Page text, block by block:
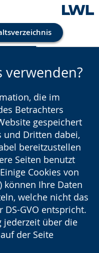
verwenden?
die im
Betrachters
gespeichert
und Dritten dabei,
bereitzustellen
Seiten benutzt
Cookies von
können Ihre Daten
welche nicht das
DS-GVO entspricht.
jederzeit über die
der Seite